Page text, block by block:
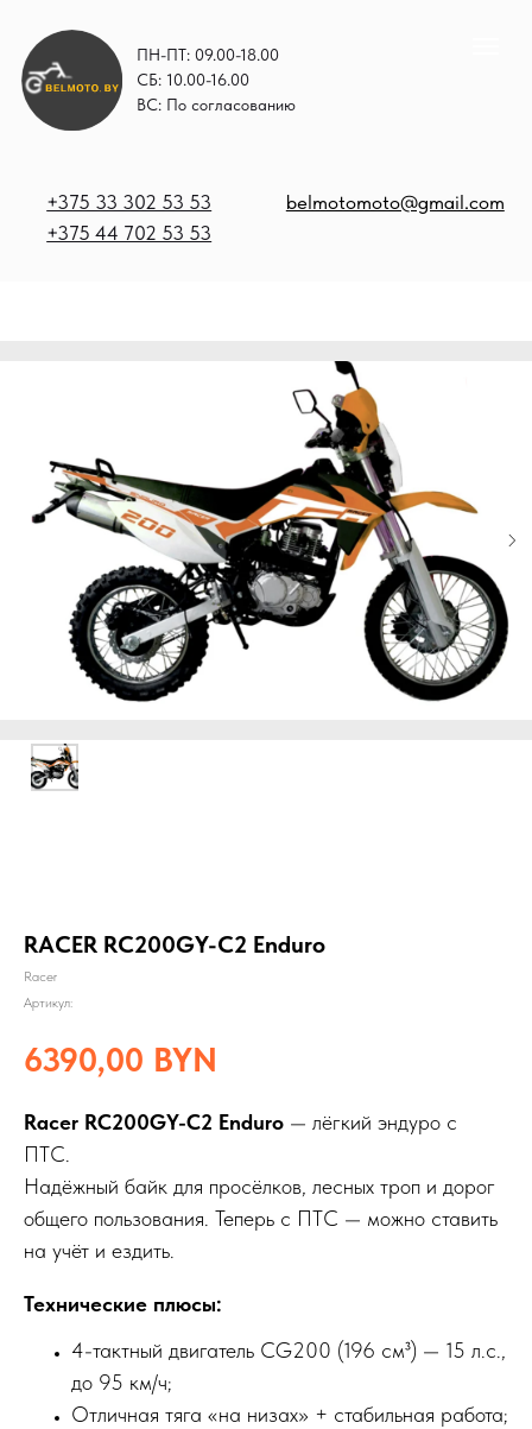
ПН-ПТ: 09.00-18.00
СБ: 10.00-16.00
ВС: По согласованию
RACER RC200GY-C2 Enduro
Racer
Артикул:
6390,00 BYN
Racer RC200GY-C2 Enduro — лёгкий эндуро с
ПТС.
Надёжный байк для просёлков, лесных троп и дорог
общего пользования. Теперь с ПТС — можно ставить
на учёт и ездить.
Технические плюсы:
4-тактный двигатель CG200 (196 см³) — 15 л.с.,
до 95 км/ч;
Отличная тяга «на низах» + стабильная работа;